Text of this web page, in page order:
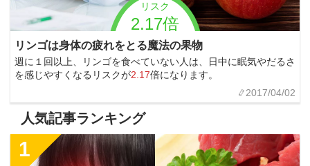
リスク
2.17倍
リンゴは身体の疲れをとる魔法の果物
週に１回以上、リンゴを食べていない人は、日中に眠気やだるさ
を感じやすくなるリスクが2.17倍になります。
2017/04/02
人気記事ランキング
1